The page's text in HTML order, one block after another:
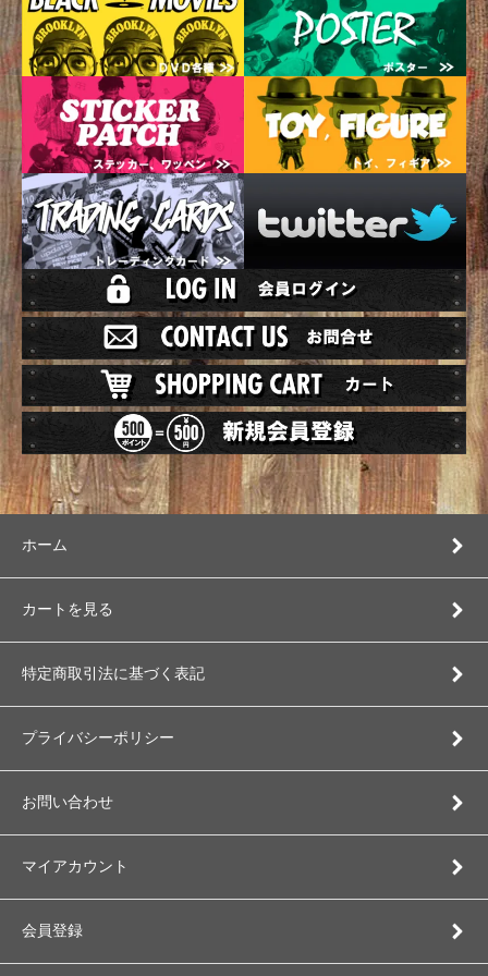
ホーム
カートを見る
特定商取引法に基づく表記
プライバシーポリシー
お問い合わせ
マイアカウント
会員登録